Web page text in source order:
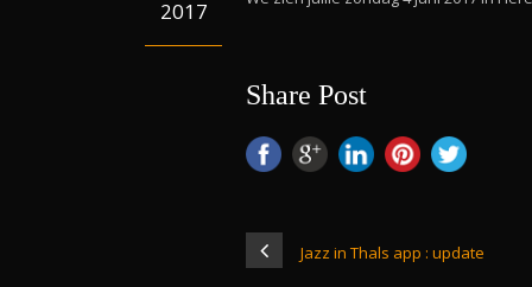
2017
Share Post
Jazz in Thals app : update